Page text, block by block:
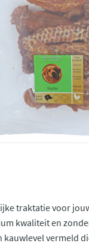
traktatie voor
kwaliteit en
vermeld